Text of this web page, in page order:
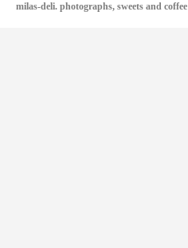
milas-deli. photographs, sweets and coffee